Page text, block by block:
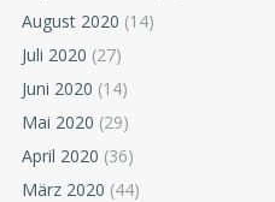
August 2020 (14)
Juli 2020 (27)
Juni 2020 (14)
Mai 2020 (29)
April 2020 (36)
März 2020 (44)